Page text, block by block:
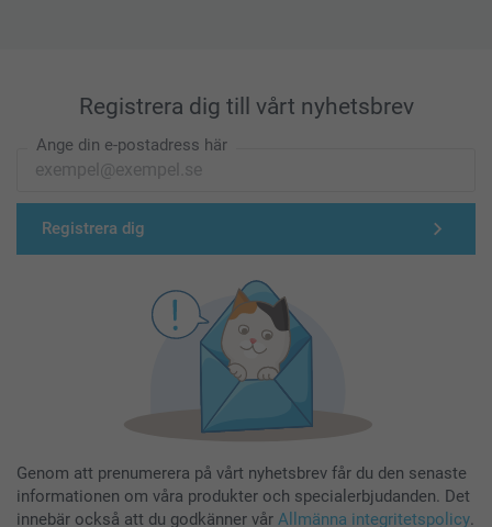
Registrera dig till vårt nyhetsbrev
Ange din e-postadress här
Registrera dig
Genom att prenumerera på vårt nyhetsbrev får du den senaste
informationen om våra produkter och specialerbjudanden. Det
innebär också att du godkänner vår Allmänna integritetspolicy.